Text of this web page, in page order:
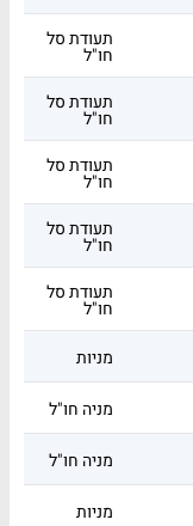
תעודת סל
חו"ל
תעודת סל
חו"ל
תעודת סל
חו"ל
תעודת סל
חו"ל
תעודת סל
חו"ל
מניות
מניה חו"ל
מניה חו"ל
מניות